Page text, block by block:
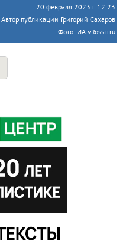
20 февраля 2023 г. 12:23
Автор публикации Григорий Сахаров
Фото: ИА vRossii.ru